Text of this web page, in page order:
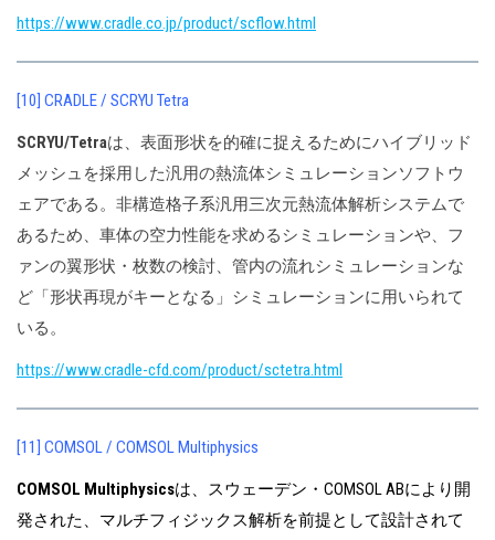
https://www.cradle.co.jp/product/scflow.html
[10] CRADLE / SCRYU Tetra
SCRYU/Tetraは、表面形状を的確に捉えるためにハイブリッド
メッシュを採用した汎用の熱流体シミュレーションソフトウ
ェアである。非構造格子系汎用三次元熱流体解析システムで
あるため、車体の空力性能を求めるシミュレーションや、フ
ァンの翼形状・枚数の検討、管内の流れシミュレーションな
ど「形状再現がキーとなる」シミュレーションに用いられて
いる。
https://www.cradle-cfd.com/product/sctetra.html
[11] COMSOL / COMSOL Multiphysics
COMSOL Multiphysicsは、スウェーデン・COMSOL ABにより開
発された、マルチフィジックス解析を前提として設計されて